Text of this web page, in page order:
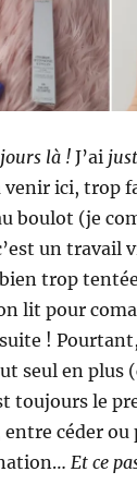
là ! J’ai
venir ici, trop
boulot (je
un travail
trop
lit pour
!
seul en plus
toujours le
céder ou
Et ce